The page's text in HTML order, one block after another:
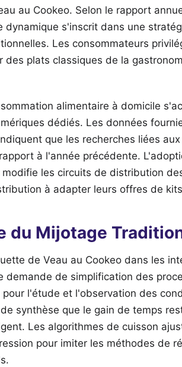
au Cookeo. Selon le rapport
dynamique s'inscrit dans une
Les consommateurs
des plats classiques de la
alimentaire à domicile
dédiés. Les données
que les recherches liées
à l'année précédente.
les circuits de distribution
à adapter leurs offres de
du Mijotage
de Veau au Cookeo dans les
demande de simplification des
l'étude et l'observation des
synthèse que le gain de temps
Les algorithmes de cuisson
pour imiter les méthodes de